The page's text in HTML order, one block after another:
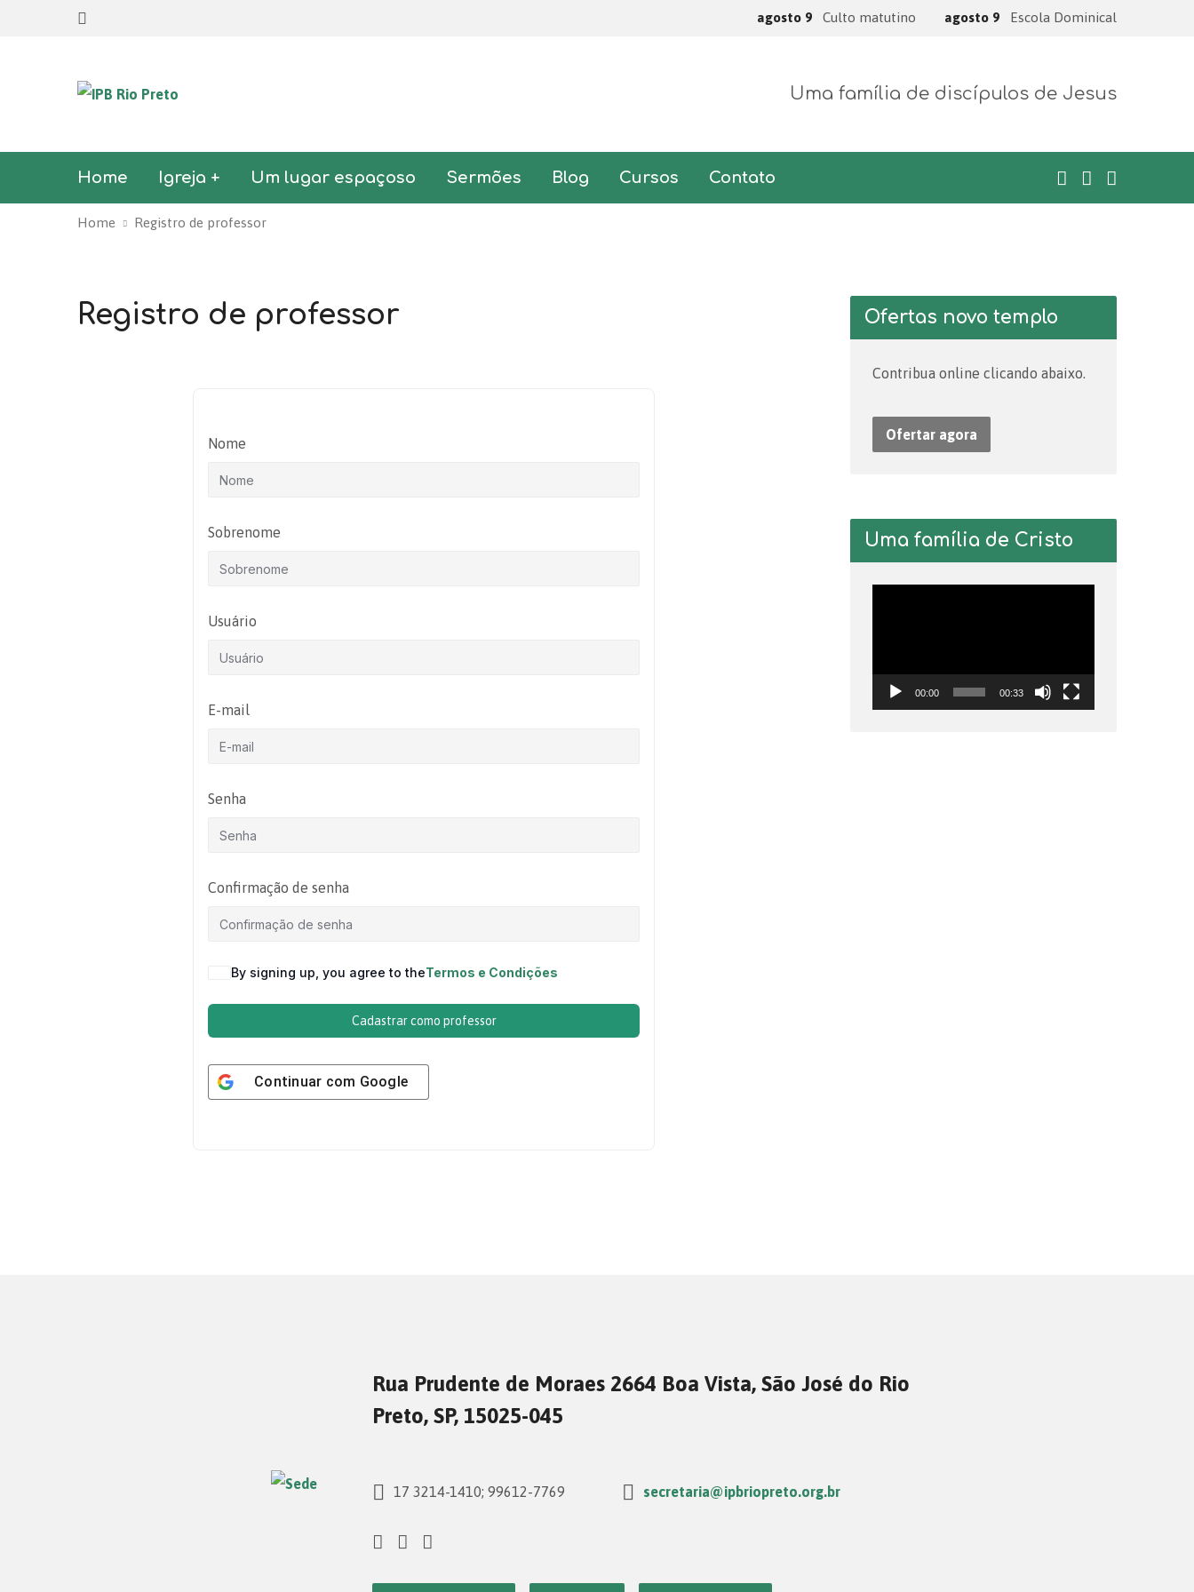
agosto 9 Culto matutino agosto 9 Escola Dominical
Uma família de discípulos de Jesus
Home Igreja + Um lugar espaçoso Sermões Blog Cursos Contato
Home Registro de professor
Registro de professor
Nome
Sobrenome
Usuário
E-mail
Senha
Confirmação de senha
By signing up, you agree to theTermos e Condições
Cadastrar como professor
Continuar com Google
Ofertas novo templo
Contribua online clicando abaixo.
Ofertar agora
Uma família de Cristo
00:00 00:33
Rua Prudente de Moraes 2664 Boa Vista, São José do Rio
Preto, SP, 15025-045
17 3214-1410; 99612-7769 secretaria@ipbriopreto.org.br